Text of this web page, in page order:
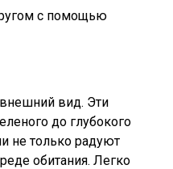
с помощью
вид. Эти
до глубокого
не только радуют
обитания. Легко